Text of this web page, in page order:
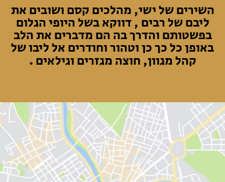
השירים של ישי, מהלכים קסם ושובים את
ליבם של רבים , דווקא בשל היופי הגלום
בפשטותם והדרך בה הם מדברים את הלב
באופן כל כך כן וטהור וחודרים אל ליבו של
קהל מגוון, חוצה מגזרים וגילאים .